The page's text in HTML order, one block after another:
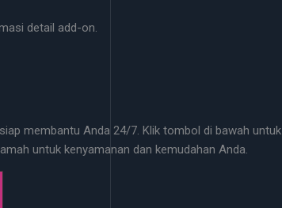
detail add-on.
membantu Anda 24/7. Klik tombol di bawah untuk
untuk kenyamanan dan kemudahan Anda.